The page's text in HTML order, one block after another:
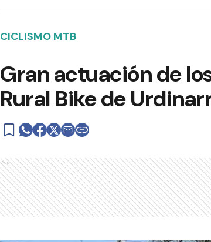
CICLISMO MTB
Gran actuación de
Rural Bike de
Ads